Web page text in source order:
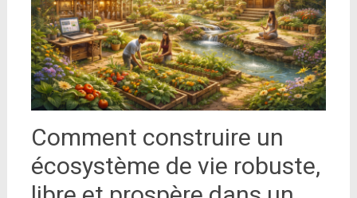
Comment construire un
écosystème de vie robuste,